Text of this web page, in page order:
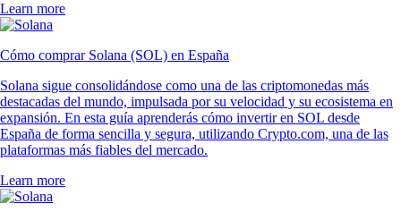
Learn more
Cómo comprar Solana (SOL) en España
Solana sigue consolidándose como una de las criptomonedas más
destacadas del mundo, impulsada por su velocidad y su ecosistema en
expansión. En esta guía aprenderás cómo invertir en SOL desde
España de forma sencilla y segura, utilizando Crypto.com, una de las
plataformas más fiables del mercado.
Learn more